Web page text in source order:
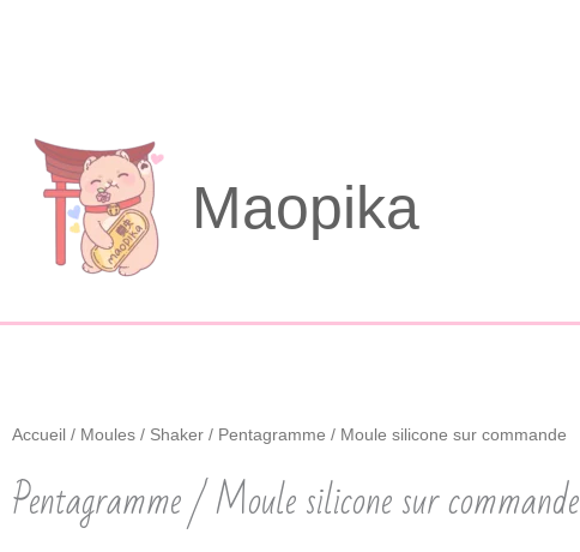
Maopika
Accueil / Moules / Shaker / Pentagramme / Moule silicone sur commande
Pentagramme / Moule silicone sur commande